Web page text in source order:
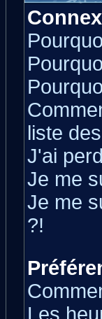
liste
J'ai
Je me
Je me
?!
Les